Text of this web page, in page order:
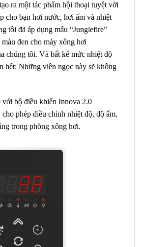
ra một tác phẩm hội thoại tuyệt vời
cho bạn hơi nước, hơi ấm và nhiệt
tôi đã áp dụng mẫu “Junglefire”
đen cho máy xông hơi
chúng tôi. Và bất kể mức nhiệt độ
hết: Những viên ngọc này sẽ không
với bộ điều khiển Innova 2.0
phép điều chỉnh nhiệt độ, độ ẩm,
trong phòng xông hơi.